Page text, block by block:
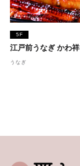
5F
江戸前うなぎ かわ祥
うなぎ